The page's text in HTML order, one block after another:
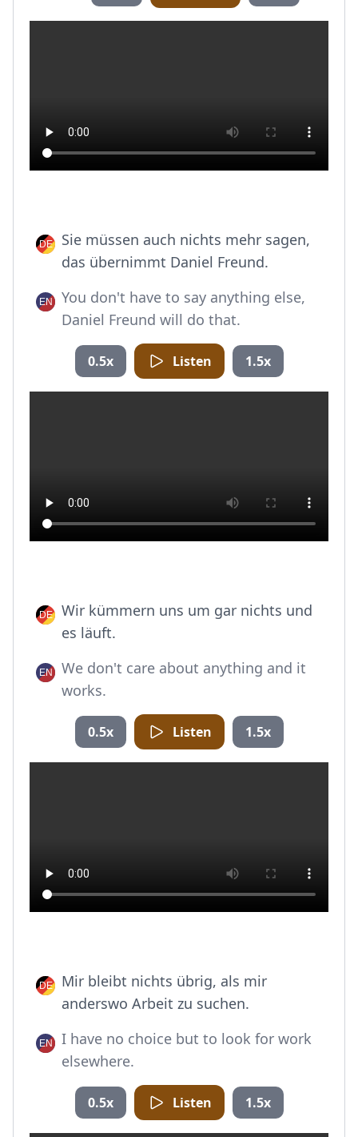
Sie müssen auch nichts mehr sagen,
das übernimmt Daniel Freund.
You don't have to say anything else,
Daniel Freund will do that.
0.5x Listen 1.5x
Wir kümmern uns um gar nichts und
es läuft.
We don't care about anything and it
works.
0.5x Listen 1.5x
Mir bleibt nichts übrig, als mir
anderswo Arbeit zu suchen.
I have no choice but to look for work
elsewhere.
0.5x Listen 1.5x